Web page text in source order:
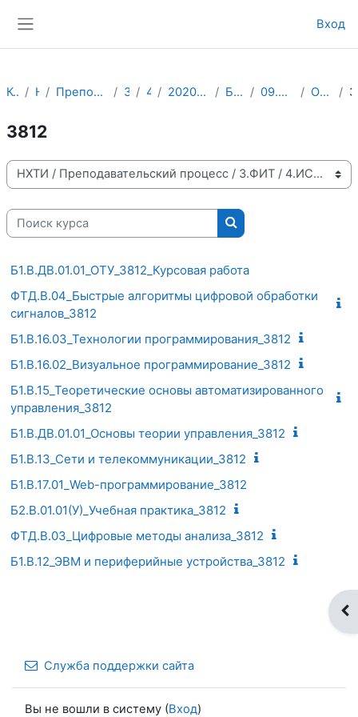
Вход
Курсы НХТИ Преподавательский процесс 3.ФИТ 4.ИСТ 2020-2021 учебный год Бакалавриат 09.03.01 ИВТ АСОИУ Очно-заочное
3812
Категории курсов
Поиск курса
Поиск курса
Б1.В.ДВ.01.01_ОТУ_3812_Курсовая работа
ФТД.В.04_Быстрые алгоритмы цифровой обработки
сигналов_3812
Б1.В.16.03_Технологии программирования_3812
Б1.В.16.02_Визуальное программирование_3812
Б1.В.15_Теоретические основы автоматизированного
управления_3812
Б1.В.ДВ.01.01_Основы теории управления_3812
Б1.В.13_Сети и телекоммуникации_3812
Б1.В.17.01_Web-программирование_3812
Б2.В.01.01(У)_Учебная практика_3812
ФТД.В.03_Цифровые методы анализа_3812
Б1.В.12_ЭВМ и периферийные устройства_3812
Служба поддержки сайта
Вы не вошли в систему (Вход)